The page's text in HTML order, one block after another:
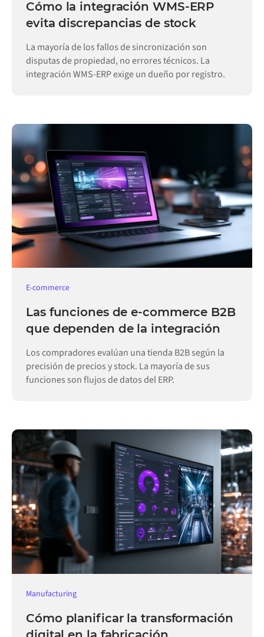
Cómo la integración WMS-ERP
evita discrepancias de stock
La mayoría de los fallos de sincronización son
disputas de propiedad, no errores técnicos. La
integración WMS-ERP exige un dueño por registro.
E-commerce
Las funciones de e-commerce B2B
que dependen de la integración
Los compradores evalúan una tienda B2B según la
precisión de precios y stock. La mayoría de sus
funciones son flujos de datos del ERP.
Manufacturing
Cómo planificar la transformación